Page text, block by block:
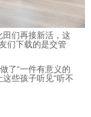
田们再接新活，这
们下载的是交管
了“一件有意义的
这些孩子听见“听不